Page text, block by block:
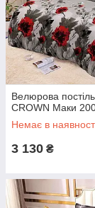
Велюрова
CROWN Маки
Немає в
3 130 ₴